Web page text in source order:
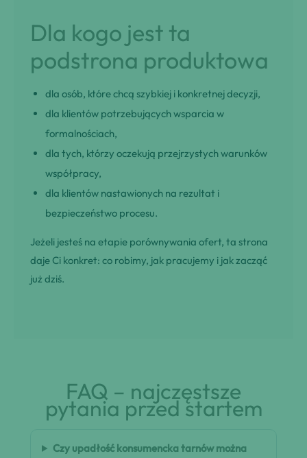
Dla kogo jest ta
podstrona produktowa
dla osób, które chcą szybkiej i konkretnej decyzji,
dla klientów potrzebujących wsparcia w
formalnościach,
dla tych, którzy oczekują przejrzystych warunków
współpracy,
dla klientów nastawionych na rezultat i
bezpieczeństwo procesu.
Jeżeli jesteś na etapie porównywania ofert, ta strona
daje Ci konkret: co robimy, jak pracujemy i jak zacząć
już dziś.
FAQ – najczęstsze
pytania przed startem
Czy upadłość konsumencka tarnów można